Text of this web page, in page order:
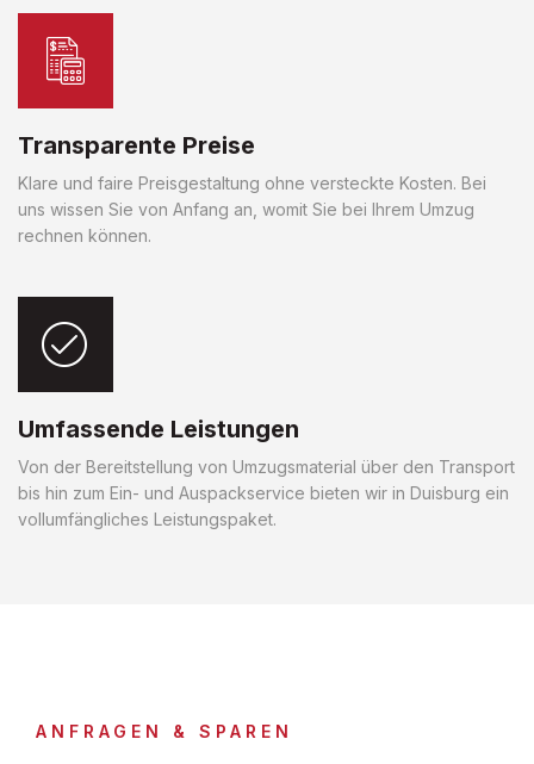
Transparente Preise
Klare und faire Preisgestaltung ohne versteckte Kosten. Bei
uns wissen Sie von Anfang an, womit Sie bei Ihrem Umzug
rechnen können.
Umfassende Leistungen
Von der Bereitstellung von Umzugsmaterial über den Transport
bis hin zum Ein- und Auspackservice bieten wir in Duisburg ein
vollumfängliches Leistungspaket.
ANFRAGEN & SPAREN